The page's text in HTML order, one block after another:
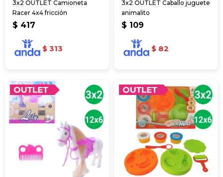
3x2 OUTLET Camioneta
Racer 4x4 fricción
$ 417
$ 313
3x2 OUTLET Caballo juguete
animalito
$ 109
$ 82